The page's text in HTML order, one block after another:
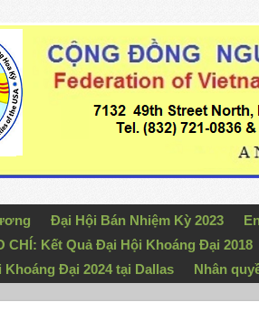
Đại Hội Bán Nhiệm Kỳ 2023
CHÍ: Kết Quả Đại Hội Khoáng Đại 2018
Khoáng Đại 2024 tại Dallas Nhân